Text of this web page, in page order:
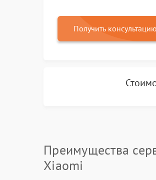
Получить консультацию
Преимущества
Xiaomi